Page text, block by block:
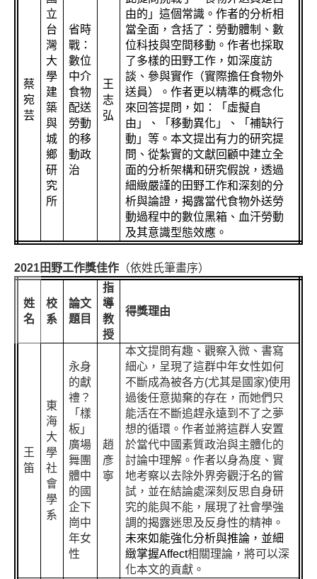
蔡
宛
芸
立
台
灣
大
學
建
築
與
城
鄉
研
究
所
省時
戰：
數位
中介
食物
配送
勞動
的移
動政
治
王
志
弘
由的」這個常識。作者的分析相
當全面，含括了：勞動體制、數
位科技與空間移動。作者也採取
了多樣的田野工作，如深度訪
談、參與實作（實際擔任食物外
送員）。作者更以精準的概念化
來回答提問，如：「虛擬自
由」、「移動異化」、「補缺行
動」等。本文提出有力的研究提
問、從紮實的文獻回顧中建立全
面的分析架構和研究假說，透過
細緻嚴謹的田野工作和深刻的分
析與論證，揭露當代食物外送勞
動過程中的數位黑箱、血汗勞動
及其意識型態效應。
2021田野工作獎佳作 （依姓氏筆畫序）
姓
名
校
系
論文
題目
指
導
教
授
得獎理由
王
笛
東
海
大
學
社
會
學
系
永身
的獻
禮？
「樣
板」
廣場
舞團
體中
的國
企下
崗中
年女
性
趙
彥
寧
本文提問有趣、觀察入微、書寫
細心，呈現了這群中年女性如何
不斷成為被各方(尤其是國家)使用
過後任意拋棄的存在，而她們只
能活在不斷追趕永遠到不了之夢
想的循環。作者並將這群人安置
於當代中國素質政治與主體化的
討論中理解。作者以身為度、實
地考察以去除外界旁觀汙名的嘗
試，並在結論處深刻反思自身研
究的能與不能，展現了社會學強
調的揭露迷思及反身性的精神。
未來如能強化分析與推論，並細
緻掌握Affect相關理論，將可以深
化本文的貢獻。